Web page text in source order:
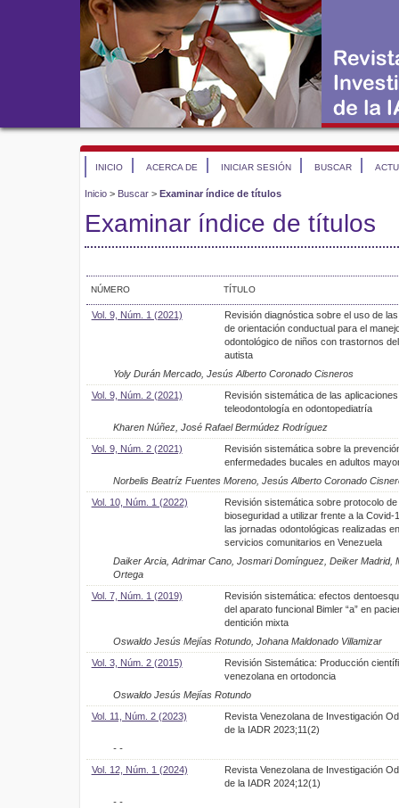
INICIO ACERCA DE INICIAR SESIÓN BUSCAR
Inicio > Buscar > Examinar índice de títulos
Examinar índice de títulos
NÚMERO TÍTULO
Vol. 9, Núm. 1 (2021)
Revisión diagnóstica sobre el uso de
de orientación conductual para el
odontológico de niños con trastornos
autista
Yoly Durán Mercado, Jesús Alberto Coronado Cisneros
Vol. 9, Núm. 2 (2021)
Revisión sistemática de las
teleodontología en odontopediatría
Kharen Núñez, José Rafael Bermúdez Rodríguez
Vol. 9, Núm. 2 (2021)
Revisión sistemática sobre la
enfermedades bucales en adultos
Norbelis Beatríz Fuentes Moreno, Jesús Alberto Coronado
Vol. 10, Núm. 1 (2022)
Revisión sistemática sobre protocolo de
bioseguridad a utilizar frente a la Covid-
las jornadas odontológicas realizadas
servicios comunitarios en Venezuela
Daiker Arcia, Adrimar Cano, Josmari Domínguez, Deiker
Ortega
Vol. 7, Núm. 1 (2019)
Revisión sistemática: efectos
del aparato funcional Bimler “a” en
dentición mixta
Oswaldo Jesús Mejías Rotundo, Johana Maldonado Villamizar
Vol. 3, Núm. 2 (2015)
Revisión Sistemática: Producción
venezolana en ortodoncia
Oswaldo Jesús Mejías Rotundo
Vol. 11, Núm. 2 (2023)
Revista Venezolana de Investigación
de la IADR 2023;11(2)
- -
Vol. 12, Núm. 1 (2024)
Revista Venezolana de Investigación
de la IADR 2024;12(1)
- -